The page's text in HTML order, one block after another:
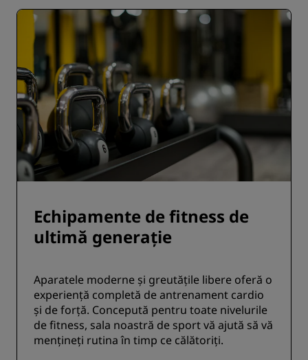
Echipamente de fitness de
ultimă generație
Aparatele moderne și greutățile libere oferă o
experiență completă de antrenament cardio
și de forță. Concepută pentru toate nivelurile
de fitness, sala noastră de sport vă ajută să vă
mențineți rutina în timp ce călătoriți.